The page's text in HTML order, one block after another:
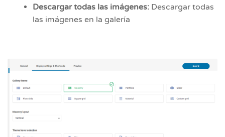
Descargar todas las imágenes: Descargar todas
las imágenes en la galería